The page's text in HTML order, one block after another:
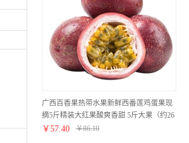
广西百香果热带水果新鲜西番莲鸡蛋果现
摘5斤精装大红果酸爽香甜 5斤大果（约26
个）
￥ 57.40 ￥86.10